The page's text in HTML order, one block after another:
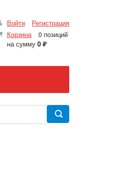
Войти
Регистрация
Корзина
0 позиций
на сумму 0 ₽